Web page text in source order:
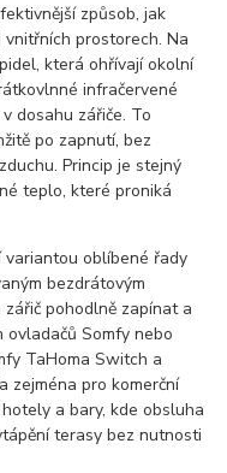
způsob, jak
prostorech. Na
která ohřívají okolní
infračervené
dosahu zářiče. To
po zapnutí, bez
Princip je stejný
teplo, které proniká
variantou oblíbené řady
bezdrátovým
zářič pohodlně zapínat a
Somfy nebo
TaHoma Switch a
zejména pro komerční
a bary, kde obsluha
terasy bez nutnosti